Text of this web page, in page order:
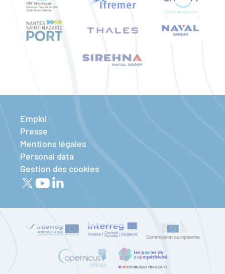
Emploi
Presse
Mentions légales
Personal data
Gestion des cookies